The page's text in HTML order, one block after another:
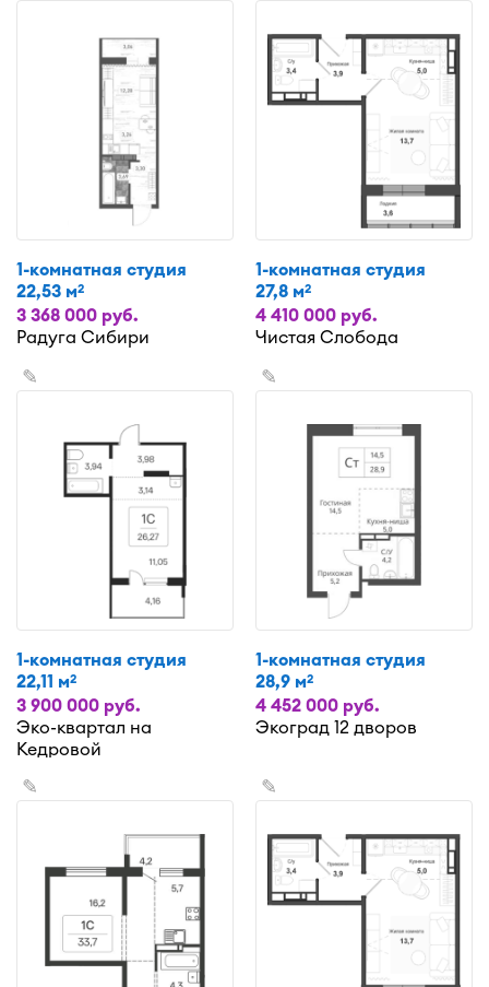
1-комнатная студия
22,53 м2
3 368 000 руб.
Радуга Сибири
1-комнатная студия
27,8 м2
4 410 000 руб.
Чистая Слобода
✎
1-комнатная студия
22,11 м2
3 900 000 руб.
Эко-квартал на
Кедровой
✎
1-комнатная студия
28,9 м2
4 452 000 руб.
Экоград 12 дворов
✎ ✎